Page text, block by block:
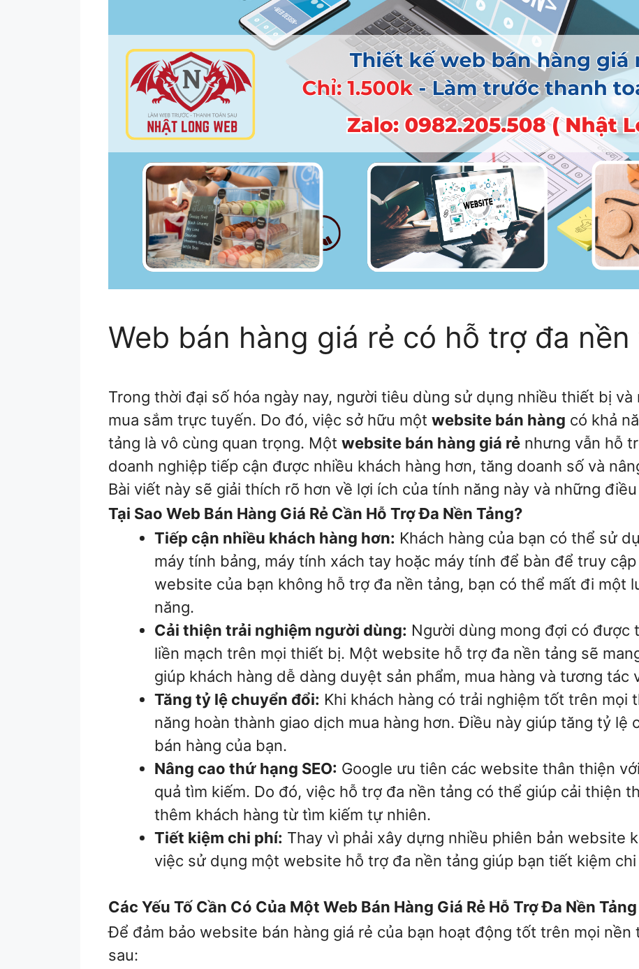
Web bán hàng giá rẻ có hỗ trợ đa nền
Trong thời đại số hóa ngày nay, người tiêu dùng sử dụng nhiều thiết bị và
mua sắm trực tuyến. Do đó, việc sở hữu một website bán hàng có khả
tảng là vô cùng quan trọng. Một website bán hàng giá rẻnhưng vẫn hỗ
doanh nghiệp tiếp cận được nhiều khách hàng hơn, tăng doanh số và
Bài viết này sẽ giải thích rõ hơn về lợi ích của tính năng này và những
Tại Sao Web Bán Hàng Giá Rẻ Cần Hỗ Trợ Đa Nền Tảng?
Tiếp cận nhiều khách hàng hơn: Khách hàng của bạn có thể sử
máy tính bảng, máy tính xách tay hoặc máy tính để bàn để truy
website của bạn không hỗ trợ đa nền tảng, bạn có thể mất đi một
năng.
Cải thiện trải nghiệm người dùng: Người dùng mong đợi có được
liền mạch trên mọi thiết bị. Một website hỗ trợ đa nền tảng sẽ
giúp khách hàng dễ dàng duyệt sản phẩm, mua hàng và tương tác
Tăng tỷ lệ chuyển đổi: Khi khách hàng có trải nghiệm tốt trên mọi
năng hoàn thành giao dịch mua hàng hơn. Điều này giúp tăng tỷ lệ
bán hàng của bạn.
Nâng cao thứ hạng SEO: Google ưu tiên các website thân thiện
quả tìm kiếm. Do đó, việc hỗ trợ đa nền tảng có thể giúp cải thiện
thêm khách hàng từ tìm kiếm tự nhiên.
Tiết kiệm chi phí: Thay vì phải xây dựng nhiều phiên bản website
việc sử dụng một website hỗ trợ đa nền tảng giúp bạn tiết kiệm
Các Yếu Tố Cần Có Của Một Web Bán Hàng Giá Rẻ Hỗ Trợ Đa Nền Tảng
Để đảm bảo website bán hàng giá rẻ của bạn hoạt động tốt trên mọi nền
sau: